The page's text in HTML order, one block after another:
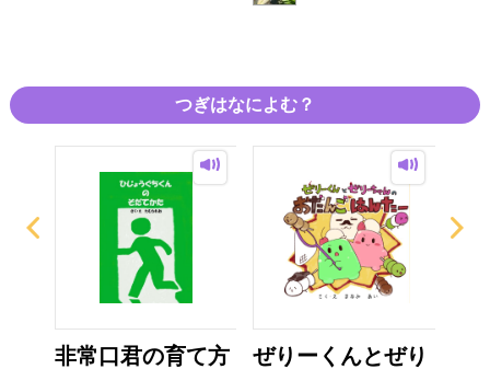
つぎはなによむ？
非常口君の育て方
ぜりーくんとぜり